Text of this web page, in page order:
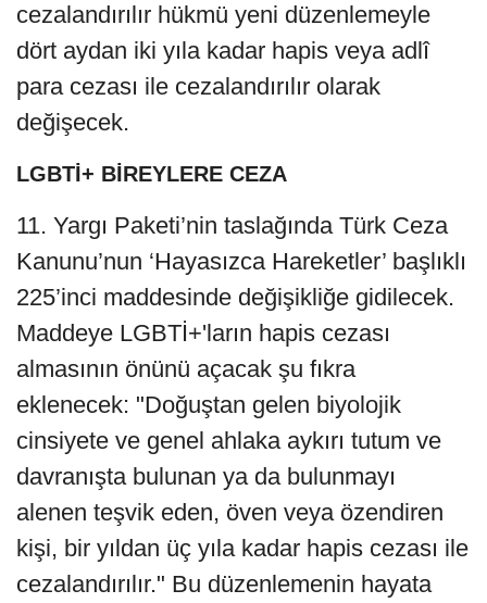
cezalandırılır hükmü yeni düzenlemeyle
dört aydan iki yıla kadar hapis veya adlî
para cezası ile cezalandırılır olarak
değişecek.
LGBTİ+ BİREYLERE CEZA
11. Yargı Paketi’nin taslağında Türk Ceza
Kanunu’nun ‘Hayasızca Hareketler’ başlıklı
225’inci maddesinde değişikliğe gidilecek.
Maddeye LGBTİ+'ların hapis cezası
almasının önünü açacak şu fıkra
eklenecek: "Doğuştan gelen biyolojik
cinsiyete ve genel ahlaka aykırı tutum ve
davranışta bulunan ya da bulunmayı
alenen teşvik eden, öven veya özendiren
kişi, bir yıldan üç yıla kadar hapis cezası ile
cezalandırılır." Bu düzenlemenin hayata